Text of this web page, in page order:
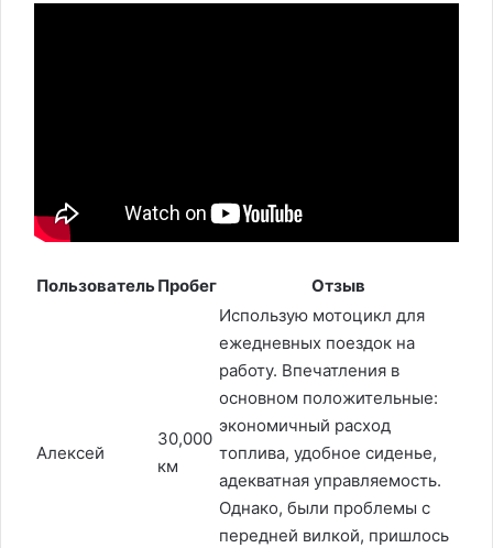
ПользовательПробег Отзыв
Алексей
30,000
км
Использую мотоцикл для
ежедневных поездок на
работу. Впечатления в
основном положительные:
экономичный расход
топлива, удобное сиденье,
адекватная управляемость.
Однако, были проблемы с
передней вилкой, пришлось